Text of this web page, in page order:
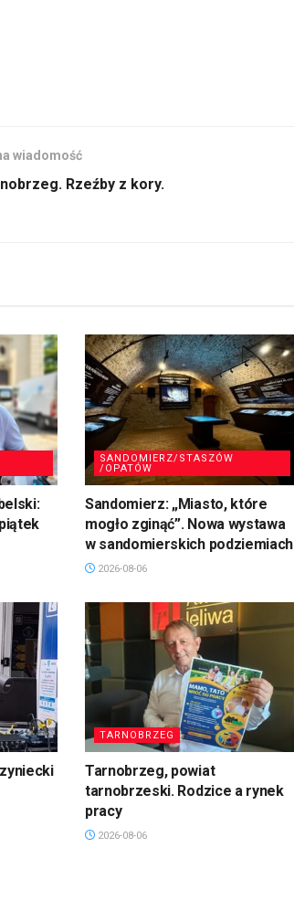
wiadomość
Rzeźby z kory.
SANDOMIERZ/STASZÓW
/OPATÓW
Sandomierz: „Miasto, które
mogło zginąć”. Nowa wystawa
w sandomierskich podziemiach
2026-08-06
TARNOBRZEG
Tarnobrzeg, powiat
tarnobrzeski. Rodzice a rynek
pracy
2026-08-06